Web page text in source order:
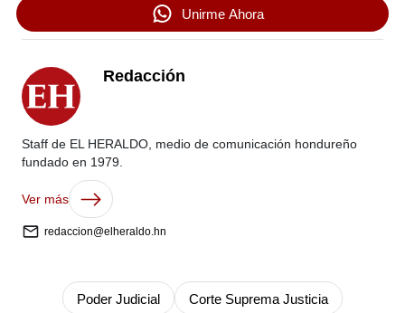
Unirme Ahora
Redacción
Staff de EL HERALDO, medio de comunicación hondureño
fundado en 1979.
Ver más
redaccion@elheraldo.hn
Poder Judicial Corte Suprema Justicia